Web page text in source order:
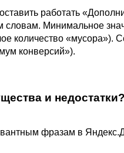
работать
Минимальное
количество «мусора»).
конверсий»).
и недостатки?
фразам в